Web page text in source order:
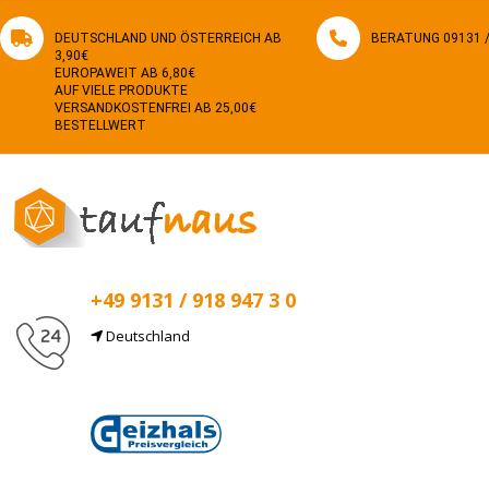
DEUTSCHLAND UND ÖSTERREICH AB
3,90€
EUROPAWEIT AB 6,80€
AUF VIELE PRODUKTE
VERSANDKOSTENFREI AB 25,00€
BESTELLWERT
BERATUNG 09131
+49 9131 / 918 947 3 0
Deutschland